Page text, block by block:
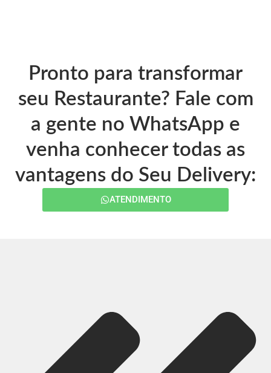
Pronto para transformar
seu Restaurante? Fale com
a gente no WhatsApp e
venha conhecer todas as
vantagens do Seu Delivery:
ATENDIMENTO